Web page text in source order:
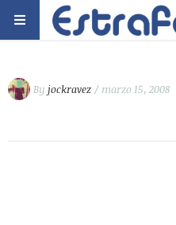
By jockravez / marzo 15, 2008